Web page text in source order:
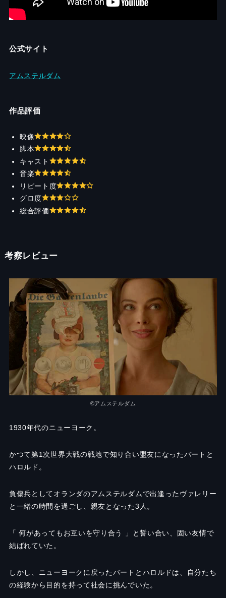
公式サイト
アムステルダム
作品評価
映像
脚本
キャスト
音楽
リピート度
グロ度
総合評価
考察レビュー
©︎アムステルダム
1930年代のニューヨーク。
かつて第1次世界大戦の戦地で知り合い盟友になったバートと
ハロルド。
負傷兵としてオランダのアムステルダムで出逢ったヴァレリー
と一緒の時間を過ごし、親友となった3人。
「 何があってもお互いを守り合う 」と誓い合い、固い友情で
結ばれていた。
しかし、ニューヨークに戻ったバートとハロルドは、自分たち
の経験から目的を持って社会に挑んでいた。